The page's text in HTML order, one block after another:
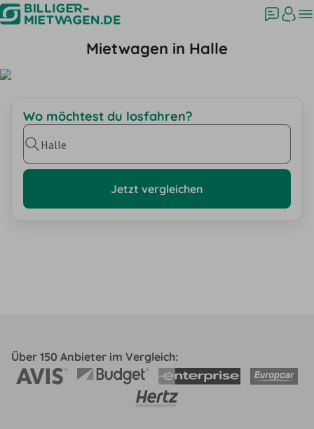
Mietwagen in Halle
Wo möchtest du losfahren?
Halle
Jetzt vergleichen
Über 150 Anbieter im Vergleich: